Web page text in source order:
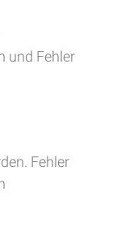
und Fehler
Fehler